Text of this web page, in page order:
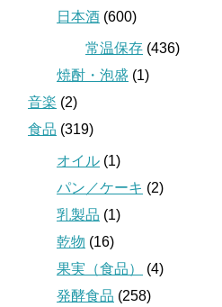
日本酒 (600)
常温保存 (436)
焼酎・泡盛 (1)
音楽 (2)
食品 (319)
オイル (1)
パン／ケーキ (2)
乳製品 (1)
乾物 (16)
果実（食品）
(4)
発酵食品 (258)